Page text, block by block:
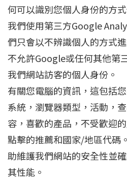
何可以識別您個人身份的方
我們使用第三方Google
們只會以不辨識個人的方式
不允許Google或任何其他第
我們網站訪客的個人身份。
有關您電腦的資訊，這包括
系統，瀏覽器類型，活動，
容，喜歡的產品，不受歡迎
點擊的推薦和國家/地區代碼
助維護我們網站的安全性並
其性能。